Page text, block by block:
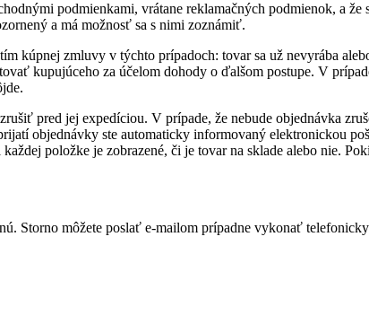
podmienkami, vrátane reklamačných podmienok, a
a má možnosť sa s nimi zoznámiť.
kúpnej zmluvy v týchto prípadoch: tovar sa už nevyrába
kupujúceho za účelom dohody o ďalšom postupe. V
pred jej expedíciou. V prípade, že nebude objednávka
objednávky ste automaticky informovaný elektronickou
položke je zobrazené, či je tovar na sklade alebo nie.
Storno môžete poslať e-mailom prípadne vykonať